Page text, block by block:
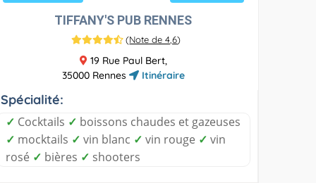
TIFFANY'S PUB RENNES
(Note de 4,6)
19 Rue Paul Bert,
35000 Rennes
Itinéraire
Spécialité:
✓ Cocktails ✓ boissons chaudes et gazeuses
✓ mocktails ✓ vin blanc ✓ vin rouge ✓ vin
rosé ✓ bières ✓ shooters